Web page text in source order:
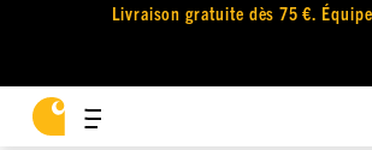
Livraison gratuite dès 75 €.